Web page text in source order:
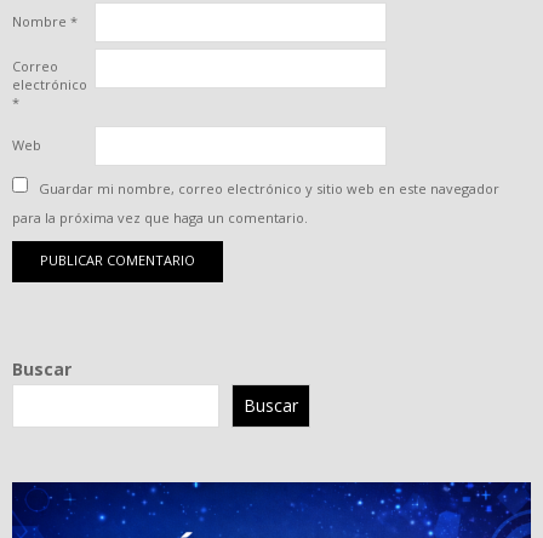
Nombre *
Correo
electrónico
*
Web
Guardar mi nombre, correo electrónico y sitio web en este navegador
para la próxima vez que haga un comentario.
Buscar
Buscar